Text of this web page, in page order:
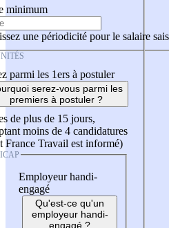
minimum
une périodicité pour le salaire
parmi les 1ers à postuler
serez-vous parmi les
premiers à postuler ?
de plus de 15 jours,
moins de 4 candidatures
France Travail est informé)
Employeur handi-
engagé
Qu'est-ce qu'un
employeur handi-
engagé ?